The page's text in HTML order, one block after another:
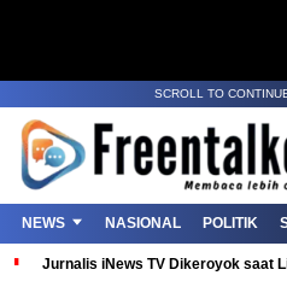
SCROLL TO
NEWS NASIONAL POLITIK
Jurnalis iNews TV Dikeroyok saat